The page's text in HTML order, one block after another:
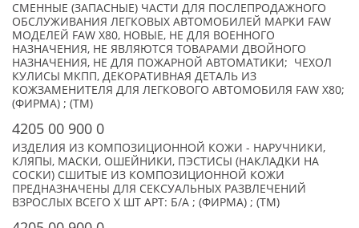
СМЕННЫЕ (ЗАПАСНЫЕ) ЧАСТИ ДЛЯ ПОСЛЕПРОДАЖНОГО
ОБСЛУЖИВАНИЯ ЛЕГКОВЫХ АВТОМОБИЛЕЙ МАРКИ FAW
МОДЕЛЕЙ FAW X80, НОВЫЕ, НЕ ДЛЯ ВОЕННОГО
НАЗНАЧЕНИЯ, НЕ ЯВЛЯЮТСЯ ТОВАРАМИ ДВОЙНОГО
НАЗНАЧЕНИЯ, НЕ ДЛЯ ПОЖАРНОЙ АВТОМАТИКИ; ЧЕХОЛ
КУЛИСЫ МКПП, ДЕКОРАТИВНАЯ ДЕТАЛЬ ИЗ
КОЖЗАМЕНИТЕЛЯ ДЛЯ ЛЕГКОВОГО АВТОМОБИЛЯ FAW X80;
(ФИРМА) ; (TM)
4205 00 900 0
ИЗДЕЛИЯ ИЗ КОМПОЗИЦИОННОЙ КОЖИ - НАРУЧНИКИ,
КЛЯПЫ, МАСКИ, ОШЕЙНИКИ, ПЭСТИСЫ (НАКЛАДКИ НА
СОСКИ) СШИТЫЕ ИЗ КОМПОЗИЦИОННОЙ КОЖИ
ПРЕДНАЗНАЧЕНЫ ДЛЯ СЕКСУАЛЬНЫХ РАЗВЛЕЧЕНИЙ
ВЗРОСЛЫХ ВСЕГО X ШТ АРТ: Б/А ; (ФИРМА) ; (TM)